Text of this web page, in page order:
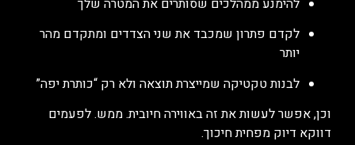
להימנע ממהלכים שסותרים את המטרה שלך
לקדם פתרון שמכבד את שני הצדדים ומתקדם מהר
יותר
לבנות טקטיקה שמייצרת תוצאה ולא רק “כותרת יפה”
וכן, אפשר לעשות את זה באווירה חיובית. ממש. לפעמים
דווקא דיוק מפחית חיכוך.